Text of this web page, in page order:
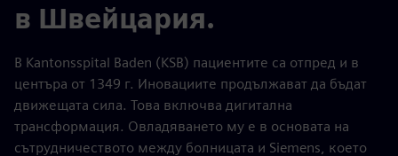
в Швейцария.
В Kantonsspital Baden (KSB) пациентите са отпред и в
центъра от 1349 г. Иновациите продължават да бъдат
движещата сила. Това включва дигитална
трансформация. Овладяването му е в основата на
сътрудничеството между болницата и Siemens, което